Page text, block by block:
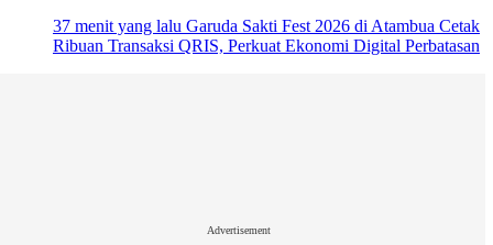
37 menit yang lalu Garuda Sakti Fest 2026 di Atambua Cetak
Ribuan Transaksi QRIS, Perkuat Ekonomi Digital Perbatasan
Advertisement